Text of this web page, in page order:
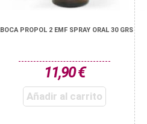
PROPOL 2 EMF SPRAY ORAL 30 GRS
11,90 €
Añadir al carrito